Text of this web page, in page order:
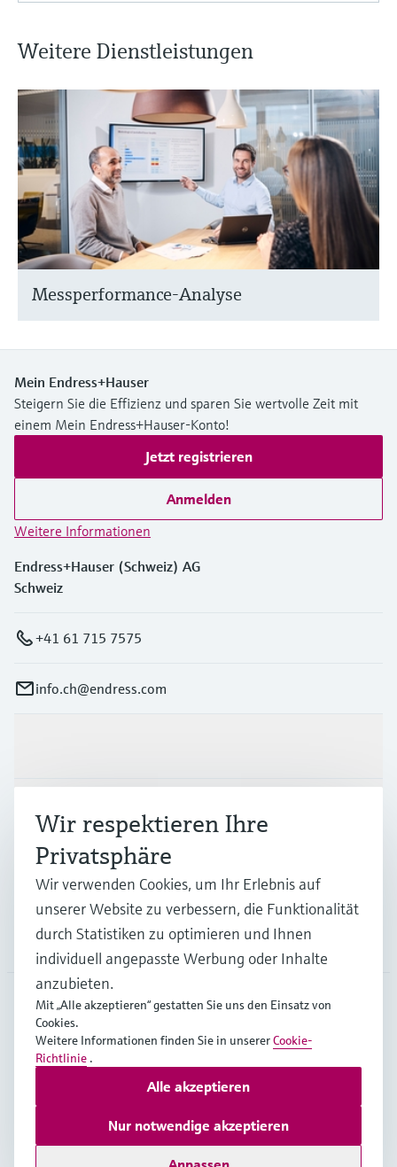
Weitere Dienstleistungen
Messperformance-Analyse
Mein Endress+Hauser
Steigern Sie die Effizienz und sparen Sie wertvolle Zeit mit
einem Mein Endress+Hauser-Konto!
Jetzt registrieren
Anmelden
Weitere Informationen
Endress+Hauser (Schweiz) AG
Schweiz
+41 61 715 7575
info.ch@endress.com
Branchen
Support
Unternehmen
CHE
Copyright © Endress+Hauser Group Services AG
Rechtliches & AGB
Wir respektieren Ihre
Privatsphäre
Wir verwenden Cookies, um Ihr Erlebnis auf
unserer Website zu verbessern, die Funktionalität
durch Statistiken zu optimieren und Ihnen
individuell angepasste Werbung oder Inhalte
anzubieten.
Mit „Alle akzeptieren“ gestatten Sie uns den Einsatz von
Cookies.
Weitere Informationen finden Sie in unsererCookie-
Richtlinie .
Nur notwendige akzeptieren
Alle akzeptieren